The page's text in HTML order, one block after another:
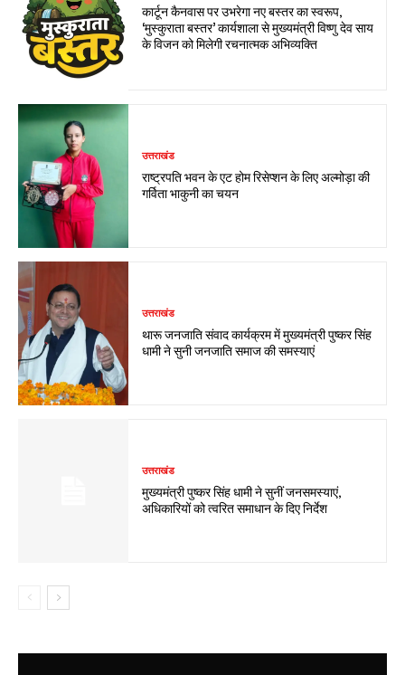
कार्टून कैनवास पर उभरेगा नए बस्तर का स्वरूप,
‘मुस्कुराता बस्तर’ कार्यशाला से मुख्यमंत्री विष्णु देव साय
के विजन को मिलेगी रचनात्मक अभिव्यक्ति
उत्तराखंड
राष्ट्रपति भवन के एट होम रिसेप्शन के लिए अल्मोड़ा की
गर्विता भाकुनी का चयन
उत्तराखंड
थारू जनजाति संवाद कार्यक्रम में मुख्यमंत्री पुष्कर सिंह
धामी ने सुनी जनजाति समाज की समस्याएं
उत्तराखंड
मुख्यमंत्री पुष्कर सिंह धामी ने सुनीं जनसमस्याएं,
अधिकारियों को त्वरित समाधान के दिए निर्देश